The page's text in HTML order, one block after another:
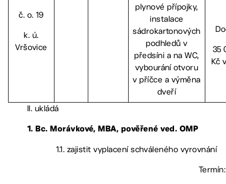
č. o. 19
k. ú.
Vršovice
plynové přípojky,
instalace
sádrokartonových
podhledů v
předsíni a na WC,
vybourání otvoru
v příčce a výměna
dveří
35
Kč
II. ukládá
1. Bc. Morávkové, MBA, pověřené ved. OMP
1.1. zajistit vyplacení schváleného vyrovnání